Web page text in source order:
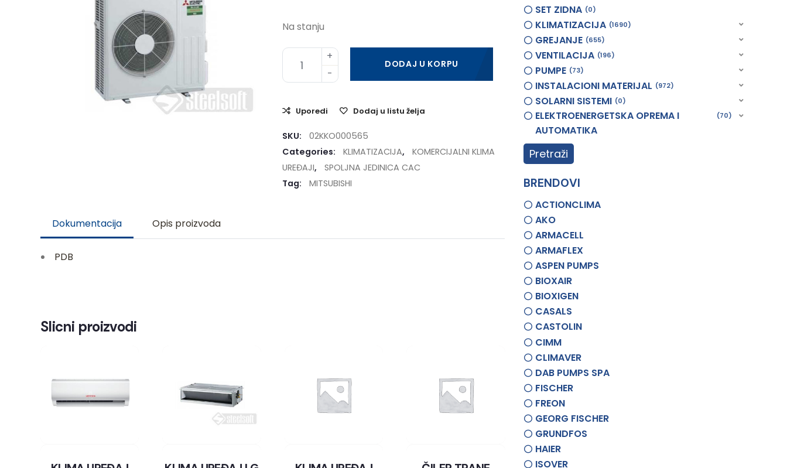
Na stanju
DODAJ U KORPU
Uporedi Dodaj u listu želja
SKU:
02KKO000565
Categories:
KLIMATIZACIJA,
KOMERCIJALNI KLIMA
UREĐAJI,
SPOLJNA JEDINICA CAC
Tag:
MITSUBISHI
Dokumentacija Opis proizvoda
PDB
Slicni proizvodi
SET ZIDNA 0
KLIMATIZACIJA 1690
GREJANJE 655
VENTILACIJA 196
PUMPE 73
INSTALACIONI MATERIJAL 972
SOLARNI SISTEMI 0
ELEKTROENERGETSKA OPREMA I
AUTOMATIKA
70
Pretraži
BRENDOVI
ACTIONCLIMA
AKO
ARMACELL
ARMAFLEX
ASPEN PUMPS
BIOXAIR
BIOXIGEN
CASALS
CASTOLIN
CIMM
CLIMAVER
DAB PUMPS SPA
FISCHER
FREON
GEORG FISCHER
GRUNDFOS
HAIER
ISOVER